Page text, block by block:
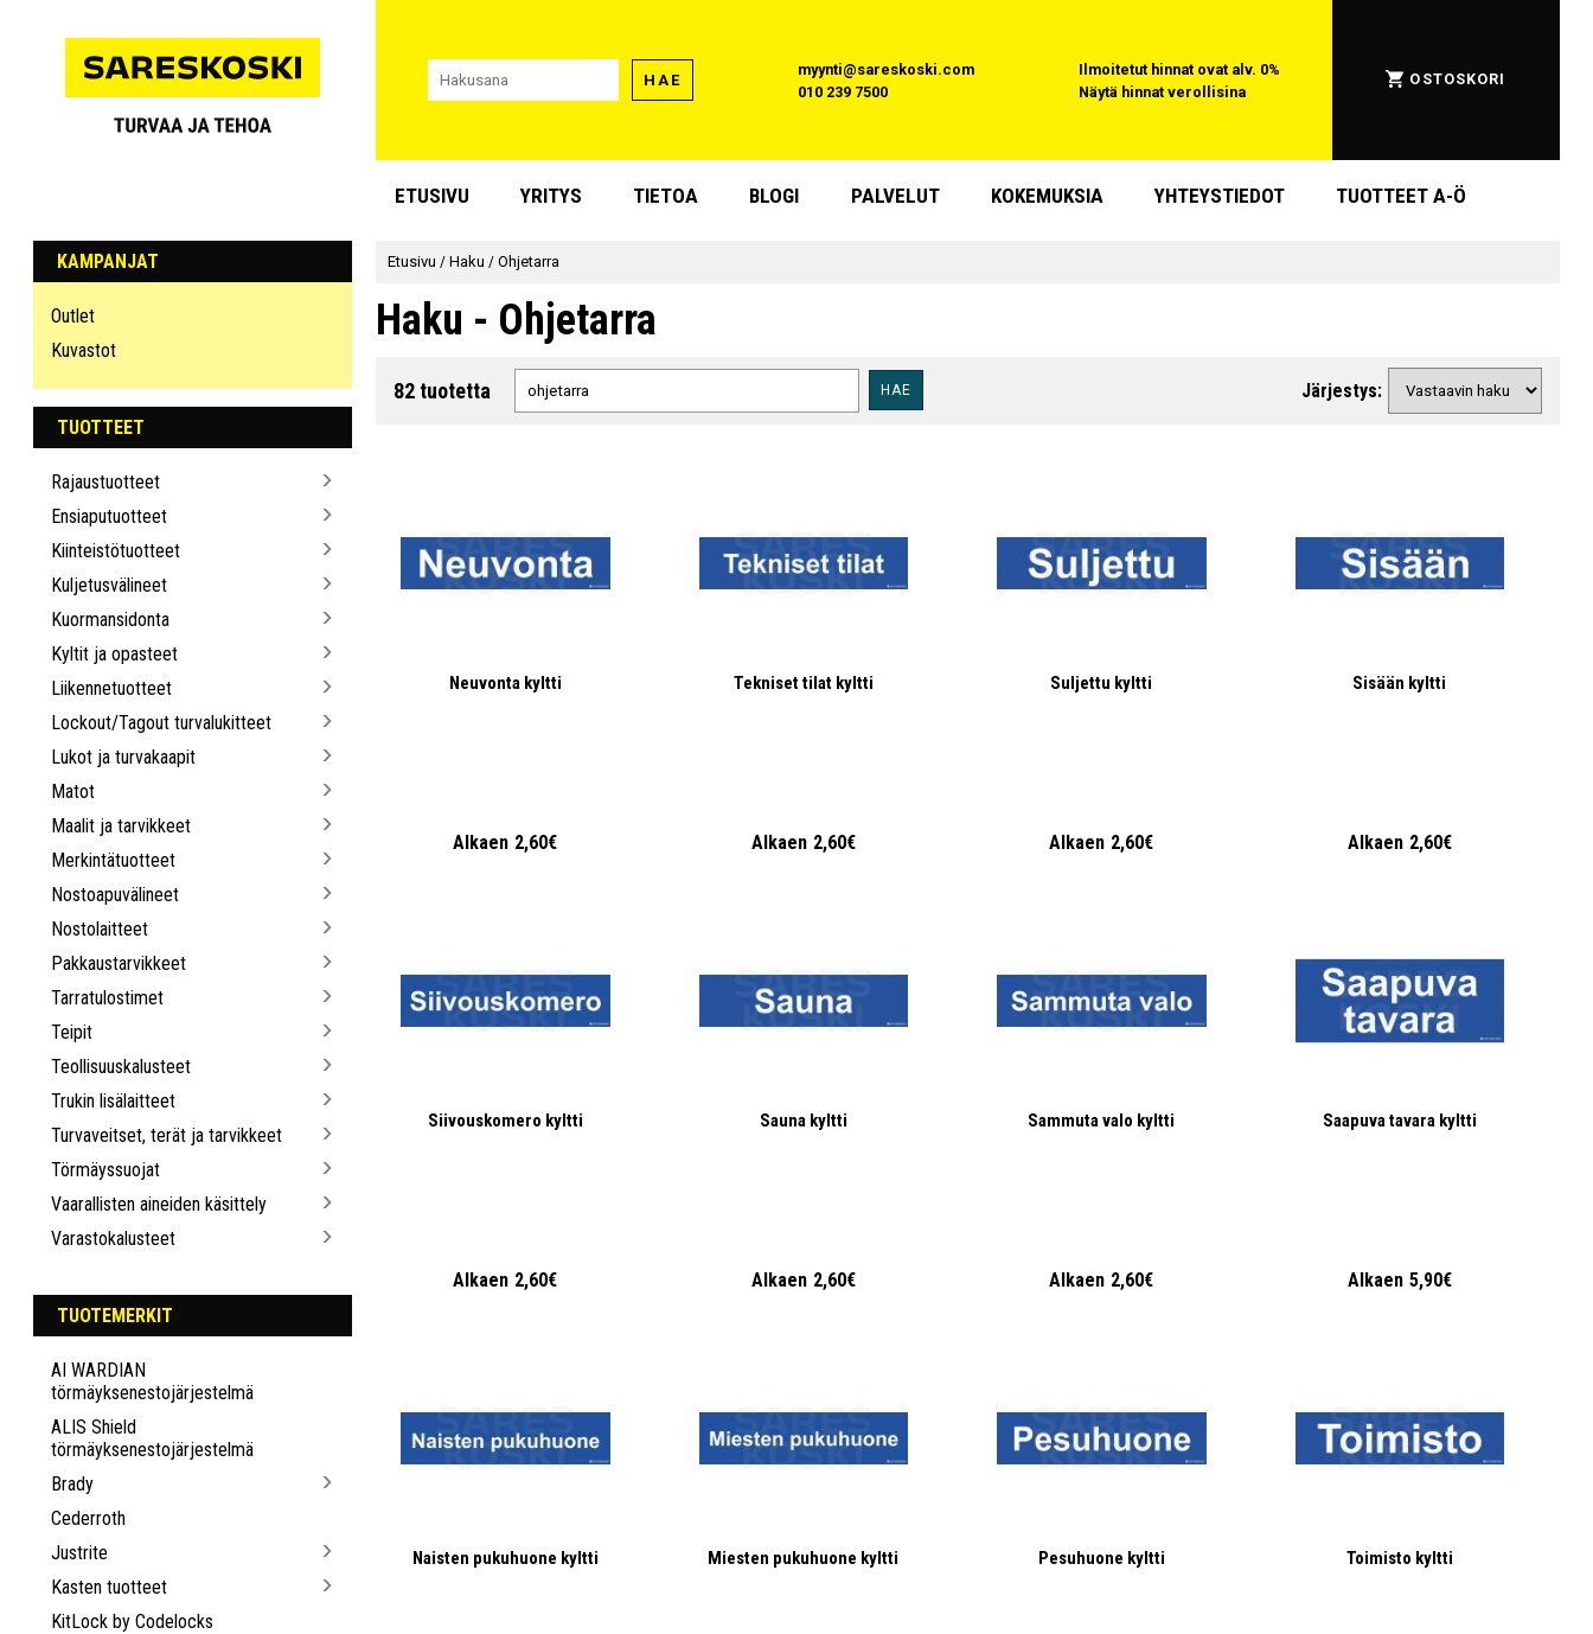
HAE
myynti@sareskoski.com
010 239 7500
Ilmoitetut hinnat ovat alv. 0%
Näytä hinnat verollisina
OSTOSKORI
ETUSIVU YRITYS TIETOA BLOGI PALVELUT KOKEMUKSIA YHTEYSTIEDOT TUOTTEET A-Ö
KAMPANJAT
Outlet
Kuvastot
TUOTTEET
Rajaustuotteet
Ensiaputuotteet
Kiinteistötuotteet
Kuljetusvälineet
Kuormansidonta
Kyltit ja opasteet
Liikennetuotteet
Lockout/Tagout turvalukitteet
Lukot ja turvakaapit
Matot
Maalit ja tarvikkeet
Merkintätuotteet
Nostoapuvälineet
Nostolaitteet
Pakkaustarvikkeet
Tarratulostimet
Teipit
Teollisuuskalusteet
Trukin lisälaitteet
Turvaveitset, terät ja tarvikkeet
Törmäyssuojat
Vaarallisten aineiden käsittely
Varastokalusteet
TUOTEMERKIT
AI WARDIAN
törmäyksenestojärjestelmä
ALIS Shield
törmäyksenestojärjestelmä
Brady
Cederroth
Justrite
Kasten tuotteet
KitLock by Codelocks
Etusivu /Haku /Ohjetarra
Haku - Ohjetarra
82 tuotetta HAE Järjestys:
Neuvonta kyltti
Alkaen 2,60€
Tekniset tilat kyltti
Alkaen 2,60€
Suljettu kyltti
Alkaen 2,60€
Sisään kyltti
Alkaen 2,60€
Siivouskomero kyltti
Alkaen 2,60€
Sauna kyltti
Alkaen 2,60€
Sammuta valo kyltti
Alkaen 2,60€
Saapuva tavara kyltti
Alkaen 5,90€
Naisten pukuhuone kyltti Miesten pukuhuone kyltti Pesuhuone kyltti Toimisto kyltti